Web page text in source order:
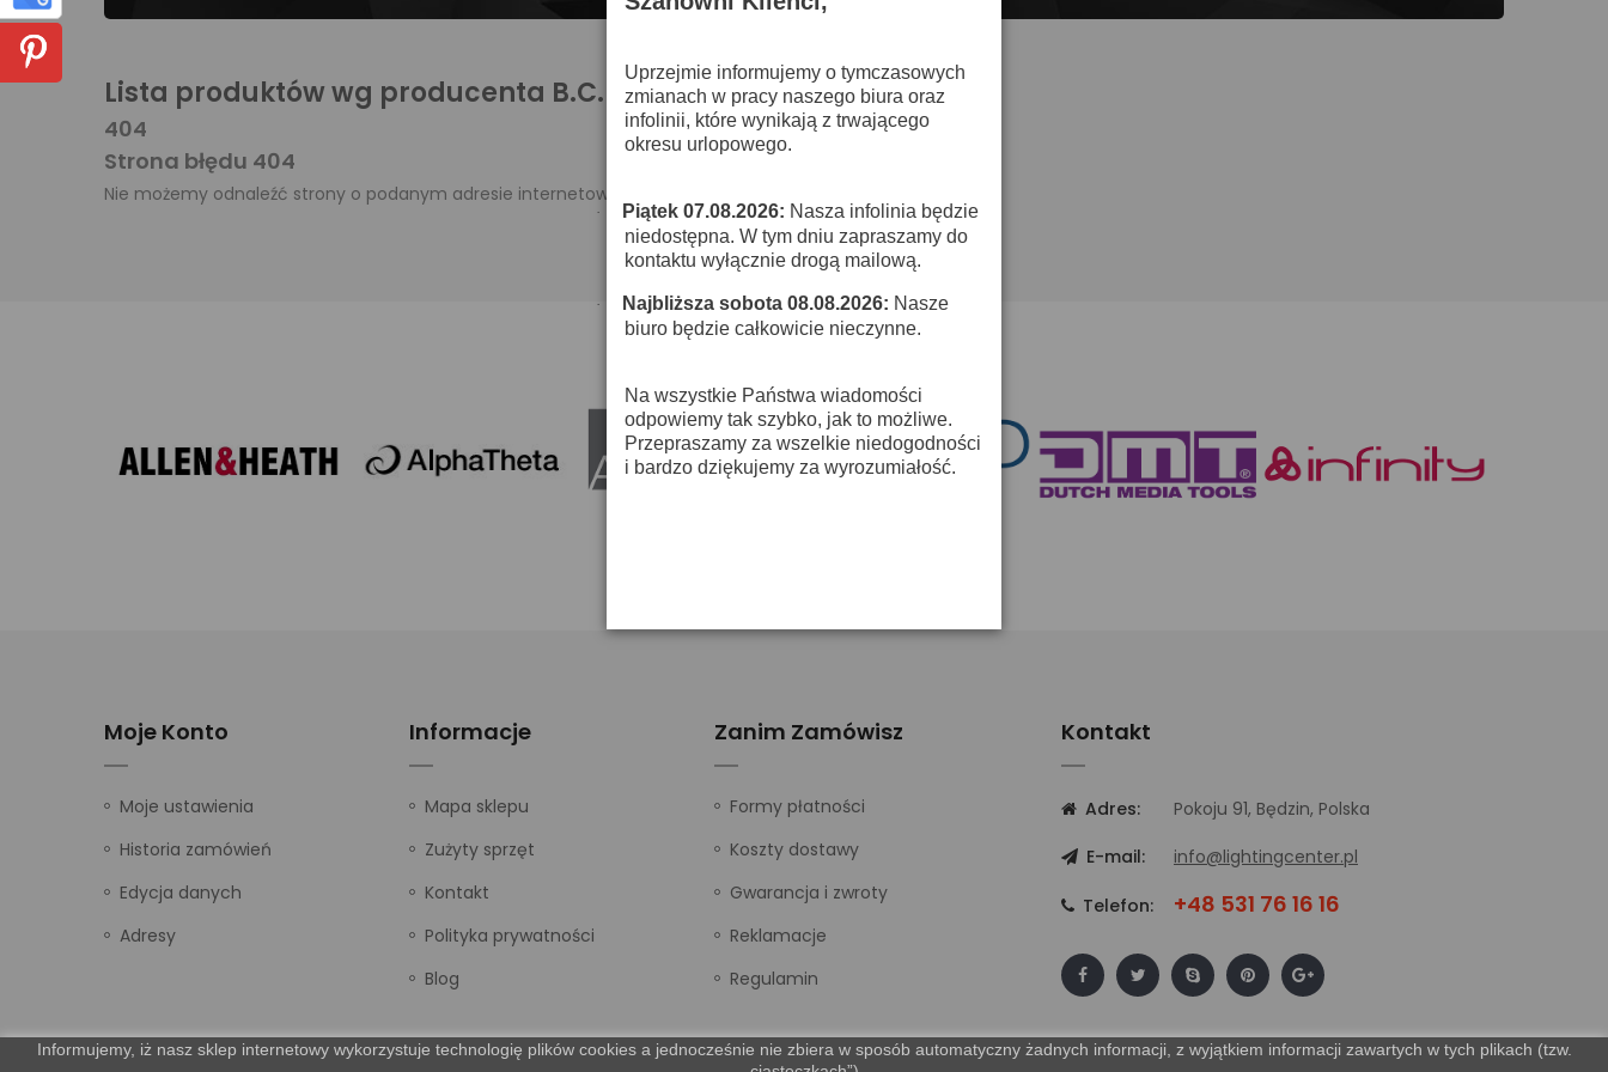
Informujemy, iż nasz sklep internetowy wykorzystuje technologię plików cookies a jednocześnie nie zbiera w sposób automatyczny żadnych informacji, z wyjątkiem informacji zawartych w tych plikach (tzw.
Lista produktów wg producenta B.C. Rich
404
Strona błędu 404
Nie możemy odnaleźć strony o podanym adresie internetowym.
Moje Konto
Moje ustawienia
Historia zamówień
Edycja danych
Adresy
Informacje
Mapa sklepu
Zużyty sprzęt
Kontakt
Polityka prywatności
Blog
Zanim Zamówisz
Formy płatności
Koszty dostawy
Gwarancja i zwroty
Reklamacje
Regulamin
Kontakt
Adres:
Pokoju 91, Będzin, Polska
E-mail:
info@lightingcenter.pl
Telefon: +48 531 76 16 16
Uprzejmie informujemy o tymczasowych
zmianach w pracy naszego biura oraz
infolinii, które wynikają z trwającego
okresu urlopowego.
· Piątek 07.08.2026: Nasza infolinia będzie
niedostępna. W tym dniu zapraszamy do
kontaktu wyłącznie drogą mailową.
· Najbliższa sobota 08.08.2026: Nasze
biuro będzie całkowicie nieczynne.
Na wszystkie Państwa wiadomości
odpowiemy tak szybko, jak to możliwe.
Przepraszamy za wszelkie niedogodności
i bardzo dziękujemy za wyrozumiałość.